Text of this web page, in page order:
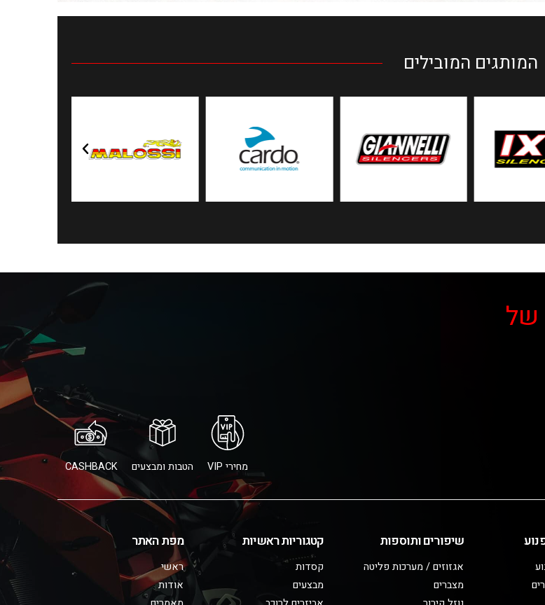
המותגים המובילים
של
מחירי VIP הטבות ומבצעים CASHBACK
שיפורים ותוספות
אגזוזים / מערכות פליטה
מצברים
קטגוריות ראשיות
קסדות
מבצעים
מפת האתר
ראשי
אודות